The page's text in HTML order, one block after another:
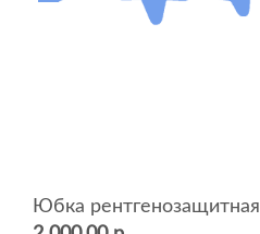
Юбка рентгенозащитная